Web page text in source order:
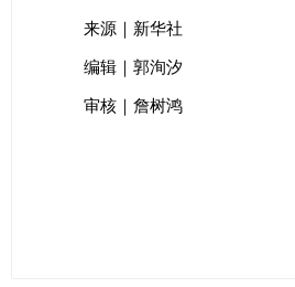
来源｜新华社
编辑｜郭洵汐
审核｜詹树鸿